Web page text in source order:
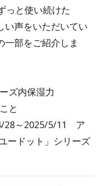
っと使い続けた
い声をいただいてい
一部をご紹介しま
ズ内保湿力
と
28～2025/5/11 ア
ードット」シリーズ